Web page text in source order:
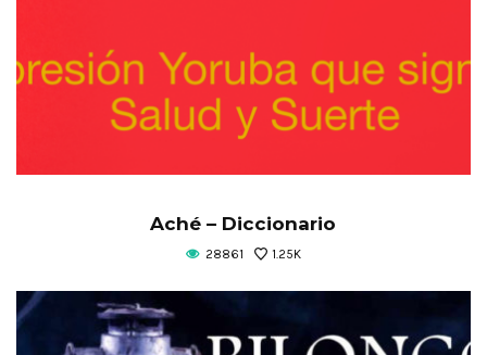
Aché – Diccionario
28861 1.25K